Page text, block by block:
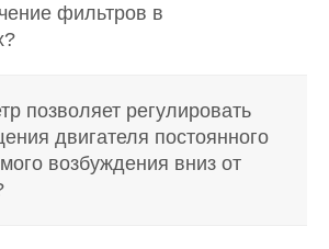
фильтров в
позволяет регулировать
двигателя постоянного
возбуждения вниз от